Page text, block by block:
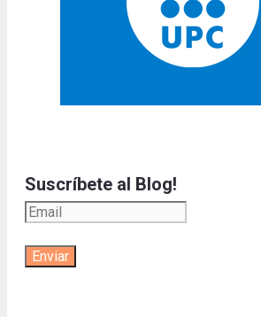
Suscríbete al Blog!